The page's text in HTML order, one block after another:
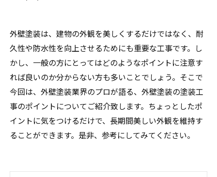
外壁塗装は、建物の外観を美しくするだけではなく、耐
久性や防水性を向上させるためにも重要な工事です。し
かし、一般の方にとってはどのようなポイントに注意す
れば良いのか分からない方も多いことでしょう。そこで
今回は、外壁塗装業界のプロが語る、外壁塗装の塗装工
事のポイントについてご紹介致します。ちょっとしたポ
イントに気をつけるだけで、長期間美しい外観を維持す
ることができます。是非、参考にしてみてください。